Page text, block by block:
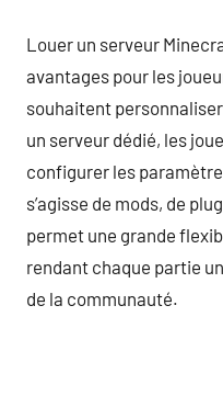
Louer un serveur
avantages pour les
souhaitent
un serveur dédié, les
configurer les
s’agisse de mods, de
permet une grande
rendant chaque partie
de la communauté.